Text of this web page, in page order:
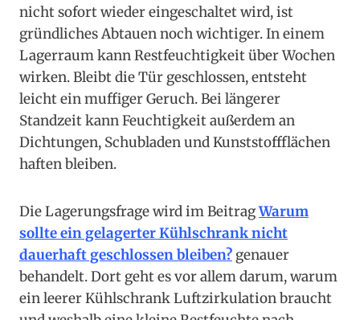
nicht sofort wieder eingeschaltet wird, ist
gründliches Abtauen noch wichtiger. In einem
Lagerraum kann Restfeuchtigkeit über Wochen
wirken. Bleibt die Tür geschlossen, entsteht
leicht ein muffiger Geruch. Bei längerer
Standzeit kann Feuchtigkeit außerdem an
Dichtungen, Schubladen und Kunststoffflächen
haften bleiben.
Die Lagerungsfrage wird im BeitragWarum
sollte ein gelagerter Kühlschrank nicht
dauerhaft geschlossen bleiben? genauer
behandelt. Dort geht es vor allem darum, warum
ein leerer Kühlschrank Luftzirkulation braucht